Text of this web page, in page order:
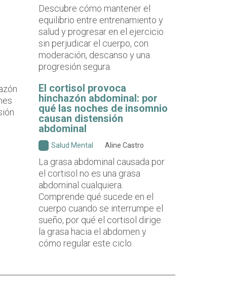
Descubre cómo mantener el
equilibrio entre entrenamiento y
salud y progresar en el ejercicio
sin perjudicar el cuerpo, con
moderación, descanso y una
progresión segura.
El cortisol provoca
hinchazón abdominal: por
qué las noches de insomnio
causan distensión
abdominal
Salud Mental Aline Castro
La grasa abdominal causada por
el cortisol no es una grasa
abdominal cualquiera.
Comprende qué sucede en el
cuerpo cuando se interrumpe el
sueño, por qué el cortisol dirige
la grasa hacia el abdomen y
cómo regular este ciclo.